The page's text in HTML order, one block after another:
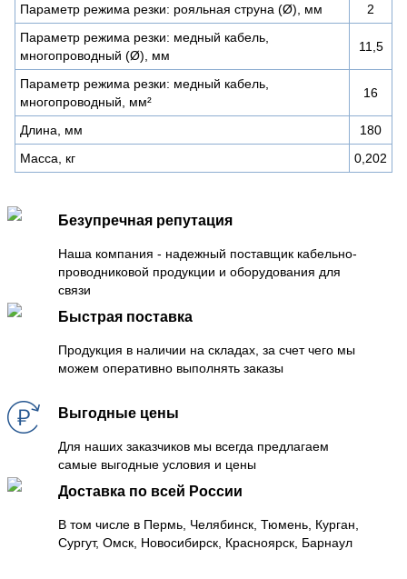
Параметр режима резки: рояльная струна (Ø), мм
2
Параметр режима резки: медный кабель,
многопроводный (Ø), мм
11,5
Параметр режима резки: медный кабель,
многопроводный, мм²
16
Длина, мм
180
Масса, кг
0,202
Безупречная репутация
Наша компания - надежный поставщик кабельно-
проводниковой продукции и оборудования для
связи
Быстрая поставка
Продукция в наличии на складах, за счет чего мы
можем оперативно выполнять заказы
Выгодные цены
Для наших заказчиков мы всегда предлагаем
самые выгодные условия и цены
Доставка по всей России
В том числе в Пермь, Челябинск, Тюмень, Курган,
Сургут, Омск, Новосибирск, Красноярск, Барнаул